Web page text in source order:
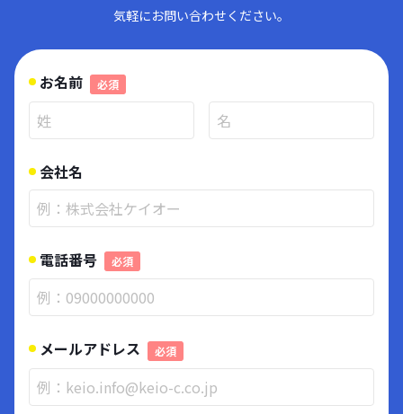
気軽にお問い合わせください。
お名前 必須
会社名
電話番号 必須
メールアドレス 必須